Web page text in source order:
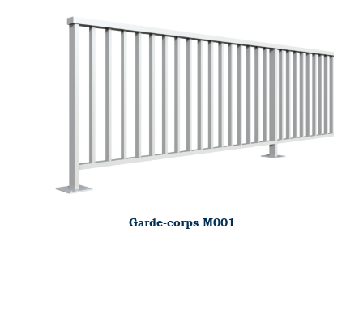
Garde-corps M001